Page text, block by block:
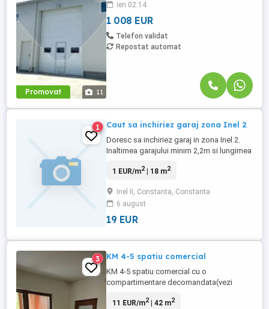
Promovat 11
inchiriere birou separat, preturi intre 120-
150 euro+tva. In ...
ieri 02:14
1 008 EUR
Telefon validat
Repostat automat
1 Caut sa inchiriez garaj zona Inel 2
Doresc sa inchiriez garaj in zona Inel 2.
Inaltimea garajului minim 2,2m si lungimea
1 EUR/m2| 18 m2
Inel II, Constanta, Constanta
6 august
19 EUR
3 KM 4-5 spatiu comercial
KM 4-5 spatiu comercial cu o
compartimentare decomandata(vezi
actualitate,incalzirea cu centrala proprie
11 EUR/m2| 42 m2